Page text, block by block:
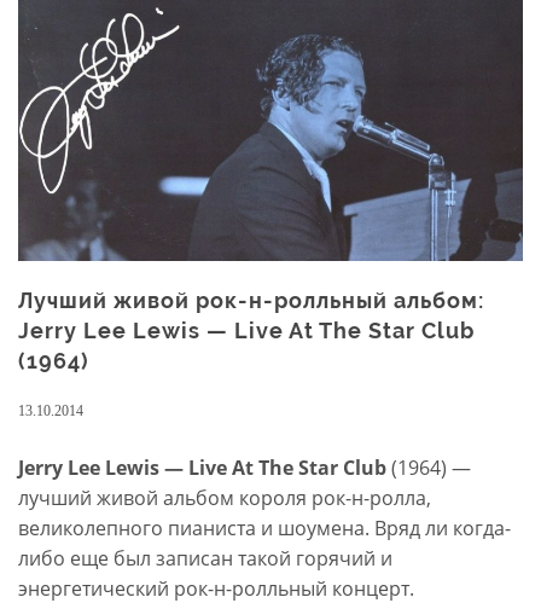
Cats
лучший
тедди-
н-
ролл
Лучший живой рок-н-ролльный альбом:
Jerry Lee Lewis — Live At The Star Club
(1964)
13.10.2014
Jerry Lee Lewis — Live At The Star Club(1964) —
лучший живой альбом короля рок-н-ролла,
великолепного пианиста и шоумена. Вряд ли когда-
либо еще был записан такой горячий и
энергетический рок-н-ролльный концерт.